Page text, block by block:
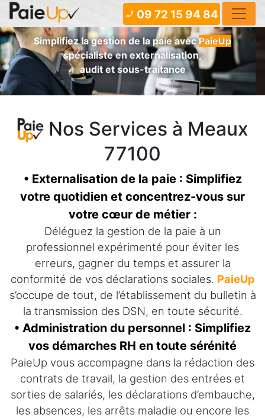
phone_enabled 09 72 15 94 84
Simplifiez la gestion de la paie avecPaieUp
spécialiste en externalisation,
audit et sous-traitance
Nos Services à Meaux
77100
• Externalisation de la paie : Simplifiez
votre quotidien et concentrez-vous sur
votre cœur de métier :
Déléguez la gestion de la paie à un
professionnel expérimenté pour éviter les
erreurs, gagner du temps et assurer la
conformité de vos déclarations sociales. PaieUp
s’occupe de tout, de l’établissement du bulletin à
la transmission des DSN, en toute sécurité.
• Administration du personnel : Simplifiez
vos démarches RH en toute sérénité
PaieUp vous accompagne dans la rédaction des
contrats de travail, la gestion des entrées et
sorties de salariés, les déclarations d’embauche,
les absences, les arrêts maladie ou encore les